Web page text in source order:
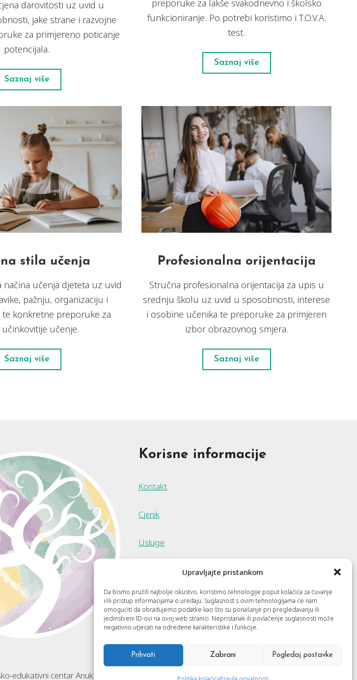
Upravljajte pristankom
Da bismo pružili najbolje iskustvo, koristimo tehnologije poput kolačića za čuvanje
i/ili pristup informacijama o uređaju. Suglasnost s ovim tehnologijama će nam
omogućiti da obrađujemo podatke kao što su ponašanje pri pregledavanju ili
jedinstveni ID-ovi na ovoj web stranici. Nepristanak ili povlačenje suglasnosti može
negativno utjecati na određene karakteristike i funkcije.
Prihvati Zabrani Pogledaj postavke
darovitosti uz uvid u
jake strane i razvojne
za primjereno poticanje
potencijala.
Saznaj više
preporuke za lakše svakodnevno i školsko
funkcioniranje. Po potrebi koristimo i T.O.V.A.
test.
Saznaj više
stila učenja
učenja djeteta uz uvid
pažnju, organizaciju i
te konkretne preporuke za
učinkovitije učenje.
Saznaj više
Profesionalna orijentacija
Stručna profesionalna orijentacija za upis u
srednju školu uz uvid u sposobnosti, interese
i osobine učenika te preporuke za primjeren
izbor obrazovnog smjera.
Saznaj više
Korisne informacije
Kontakt
Cjenik
Usluge
edukativni centar Anukampa